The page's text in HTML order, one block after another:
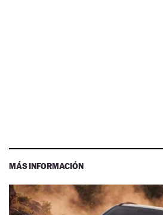
MÁS INFORMACIÓN